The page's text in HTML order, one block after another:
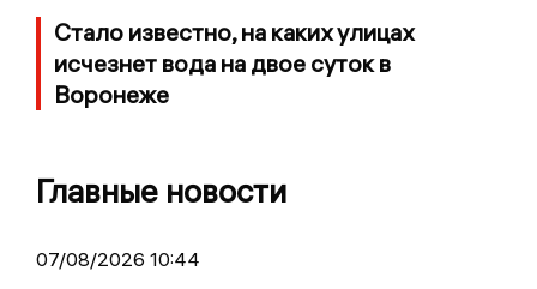
Стало известно, на каких улицах
исчезнет вода на двое суток в
Воронеже
Главные новости
07/08/2026 10:44